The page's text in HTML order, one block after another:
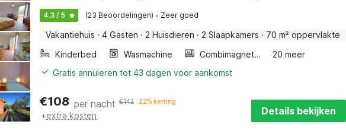
4.3 / 5 (23 Beoordelingen) · Zeer goed
Vakantiehuis · 4 Gasten · 2 Huisdieren · 2 Slaapkamers · 70 m² oppervlakte
Kinderbed
Wasmachine Combimagnetron
20 meer
Gratis annuleren tot 43 dagen voor aankomst
€108 per nacht €142 22% korting
+extra kosten Details bekijken